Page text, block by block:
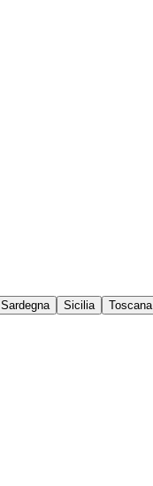
Sardegna Sicilia Toscana